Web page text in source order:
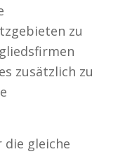
zu
zusätzlich zu
die gleiche